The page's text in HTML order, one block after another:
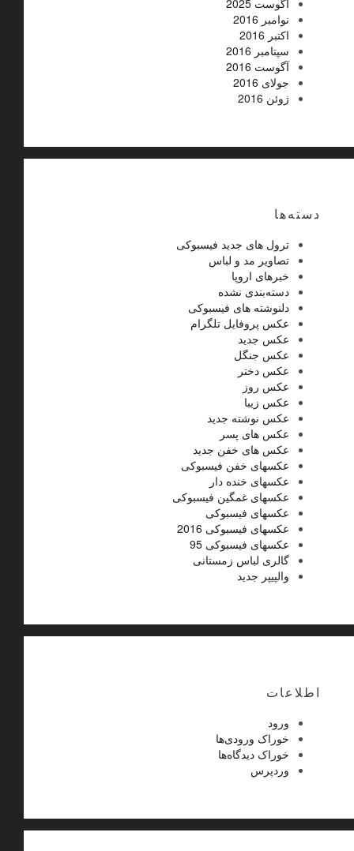
نوامبر 2016
اکتبر 2016
سپتامبر 2016
آگوست 2016
جولای 2016
ژوئن 2016
دسته‌ها
ترول های جدید فیسبوکی
تصاویر مد و لباس
خبرهای اروپا
دسته‌بندی نشده
دلنوشته های فیسبوکی
عکس پروفایل تلگرام
عکس جدید
عکس جنگل
عکس دختر
عکس روز
عکس زیبا
عکس نوشته جدید
عکس های پسر
عکس های خفن جدید
عکسهای خفن فیسبوکی
عکسهای خنده دار
عکسهای غمگین فیسبوکی
عکسهای فیسبوکی
عکسهای فیسبوکی 2016
عکسهای فیسبوکی 95
گالری لباس زمستانی
والپیپر جدید
اطلاعات
ورود
خوراک ورودی‌ها
خوراک دیدگاه‌ها
وردپرس